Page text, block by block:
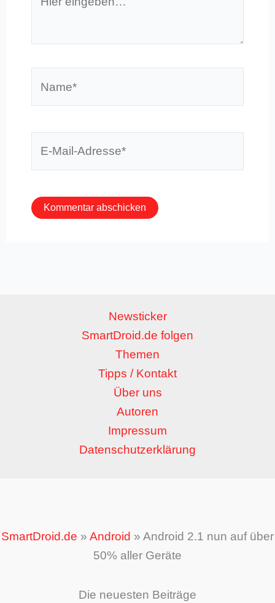
eingeben…
Newsticker
SmartDroid.de folgen
Themen
Tipps / Kontakt
Über uns
Autoren
Impressum
Datenschutzerklärung
SmartDroid.de » Android » Android 2.1 nun auf über
50% aller Geräte
Die neuesten Beiträge